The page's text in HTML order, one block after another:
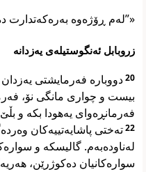
«”لەم ڕۆژەوە بەرەکەتدارت
زروبابل ئەنگوستیلەی یەزدانە
20دووبارە فەرمایشتی
بیست و چواری مانگی نۆ،
فەرمانڕەوای یەهودا بکە و
22تەختی پاشایەتییەکان
لەناودەبەم. گالیسکە و
سوارەکانیان دەکوژرێن،